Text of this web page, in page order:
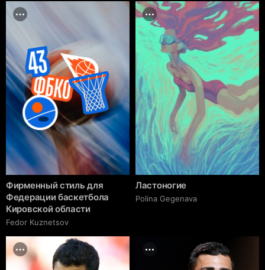
Фирменный стиль для
Федерации баскетбола
Кировской области
Fedor Kuznetsov
Ластоногие
Polina Gegenava